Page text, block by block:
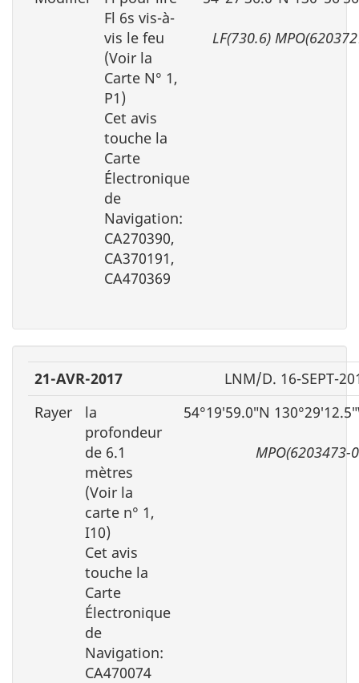
Fl 6s vis-à-
vis le feu
(Voir la
Carte N° 1,
P1)
Cet avis
touche la
Carte
Électronique
de
Navigation:
CA270390,
CA370191,
CA470369
LF(730.6)
21-AVR-2017
LNM/D. 16-SEPT-
Rayer
la
profondeur
de 6.1
mètres
(Voir la
carte n° 1,
I10)
Cet avis
touche la
Carte
Électronique
de
Navigation:
CA470074
54°19′59.0″N
MPO(6203473-